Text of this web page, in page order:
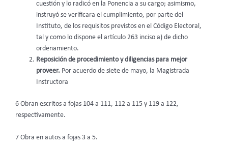
cuestión y lo radicó en la Ponencia a su cargo; asimismo,
instruyó se verificara el cumplimiento, por parte del
Instituto, de los requisitos previstos en el Código Electoral,
tal y como lo dispone el artículo 263 inciso a) de dicho
ordenamiento.
Reposición de procedimiento y diligencias para mejor
proveer. Por acuerdo de siete de mayo, la Magistrada
Instructora
6 Obran escritos a fojas 104 a 111, 112 a 115 y 119 a 122,
respectivamente.
7 Obra en autos a fojas 3 a 5.